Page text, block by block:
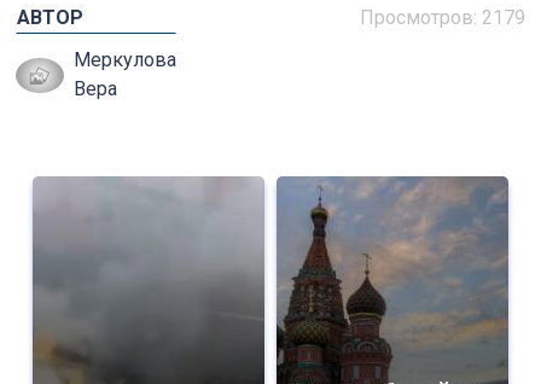
Просмотров: 2179
АВТОР
Меркулова
Вера